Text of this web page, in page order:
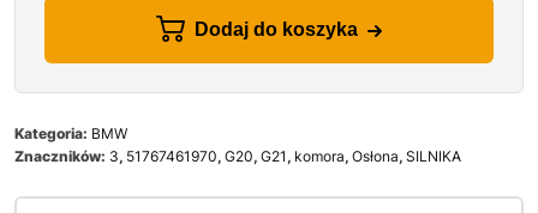
Dodaj do koszyka
Kategoria: BMW
Znaczników: 3, 51767461970, G20, G21 , komora, Osłona, SILNIKA